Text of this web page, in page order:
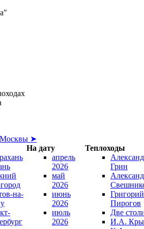
Москвы ➤
На дату
Теплоходы
на-
апрель
2026
май
2026
июнь
2026
июль
2026
Грин
Григорий
Пирогов
Две
И.А.